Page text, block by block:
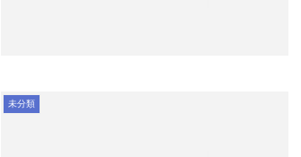
未分類